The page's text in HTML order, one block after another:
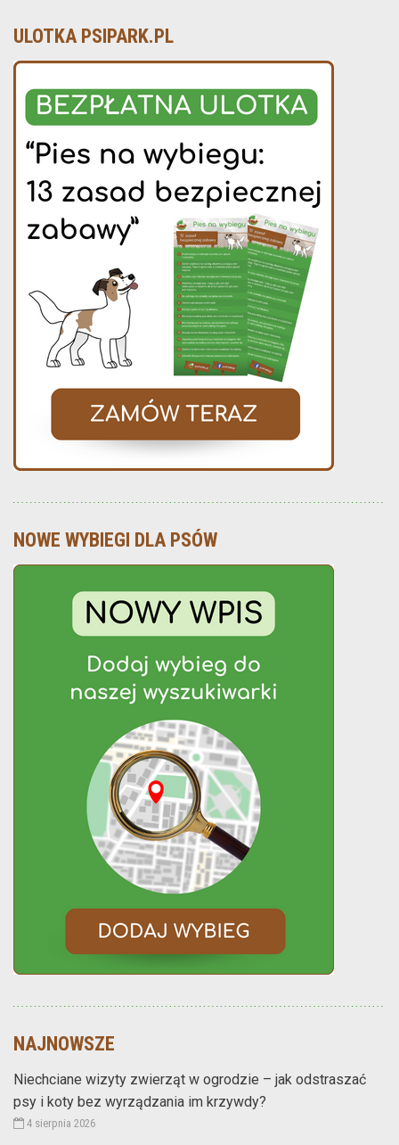
ULOTKA PSIPARK.PL
NOWE WYBIEGI DLA PSÓW
NAJNOWSZE
Niechciane wizyty zwierząt w ogrodzie – jak odstraszać
psy i koty bez wyrządzania im krzywdy?
4 sierpnia 2026